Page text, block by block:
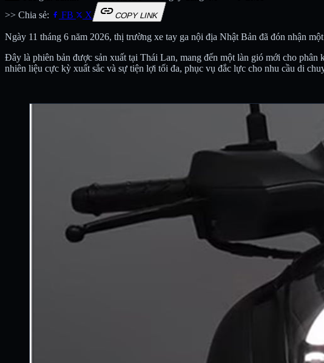
>> Chia sẻ:
FB X linkCOPY LINK
Ngày 11 tháng 6 năm 2026, thị trường xe tay ga nội địa Nhật Bản đã đón nhận
Đây là phiên bản được sản xuất tại Thái Lan, mang đến một làn gió mới cho
nhiên liệu cực kỳ xuất sắc và sự tiện lợi tối đa, phục vụ đắc lực cho nhu cầu di